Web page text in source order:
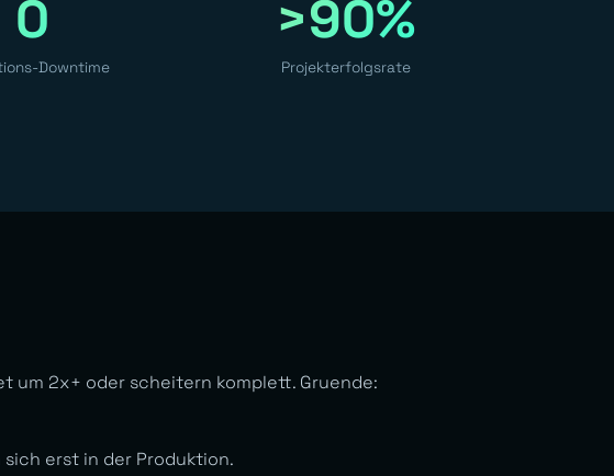
0
Downtime
>90%
Projekterfolgsrate
um 2x+ oder scheitern komplett. Gruende:
erst in der Produktion.